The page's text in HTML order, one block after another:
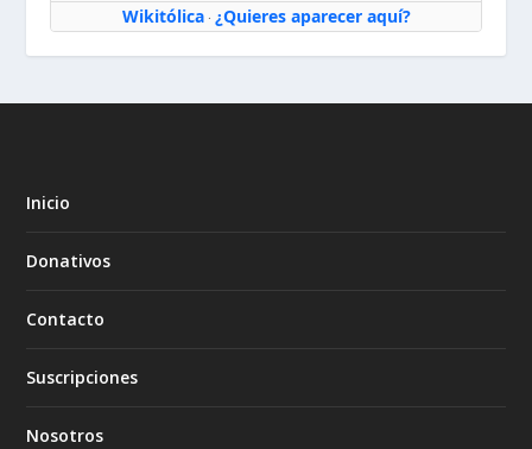
Wikitólica· ¿Quieres aparecer aquí?
Inicio
Donativos
Contacto
Suscripciones
Nosotros